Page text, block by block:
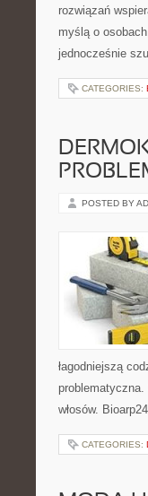
rozwiązań
myślą o
jednocześnie
CATEGORIES:
POSTED BY
łagodniejszą
problematyczna.
włosów.
CATEGORIES: